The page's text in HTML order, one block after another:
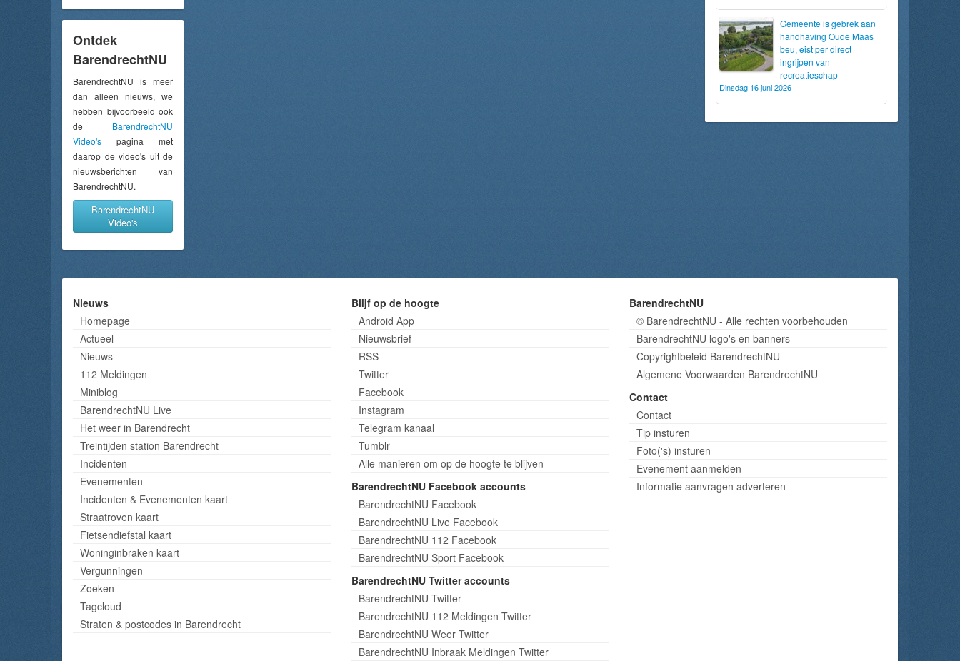
Ontdek
BarendrechtNU
BarendrechtNU is meer
dan alleen nieuws, we
hebben bijvoorbeeld ook
de BarendrechtNU
Video's pagina met
daarop de video's uit de
nieuwsberichten van
BarendrechtNU.
BarendrechtNU
Video's
Gemeente is gebrek aan
handhaving Oude Maas
beu, eist per direct
ingrijpen van
recreatieschap
Dinsdag 16 juni 2026
Nieuws
Homepage
Actueel
Nieuws
112 Meldingen
Miniblog
BarendrechtNU Live
Het weer in Barendrecht
Treintijden station Barendrecht
Incidenten
Evenementen
Incidenten & Evenementen kaart
Straatroven kaart
Fietsendiefstal kaart
Woninginbraken kaart
Vergunningen
Zoeken
Tagcloud
Straten & postcodes in Barendrecht
Blijf op de hoogte
Android App
Nieuwsbrief
RSS
Twitter
Facebook
Instagram
Telegram kanaal
Tumblr
Alle manieren om op de hoogte te blijven
BarendrechtNU Facebook accounts
BarendrechtNU Facebook
BarendrechtNU Live Facebook
BarendrechtNU 112 Facebook
BarendrechtNU Sport Facebook
BarendrechtNU Twitter accounts
BarendrechtNU Twitter
BarendrechtNU 112 Meldingen Twitter
BarendrechtNU Weer Twitter
BarendrechtNU Inbraak Meldingen Twitter
BarendrechtNU
© BarendrechtNU - Alle rechten voorbehouden
BarendrechtNU logo's en banners
Copyrightbeleid BarendrechtNU
Algemene Voorwaarden BarendrechtNU
Contact
Contact
Tip insturen
Foto('s) insturen
Evenement aanmelden
Informatie aanvragen adverteren